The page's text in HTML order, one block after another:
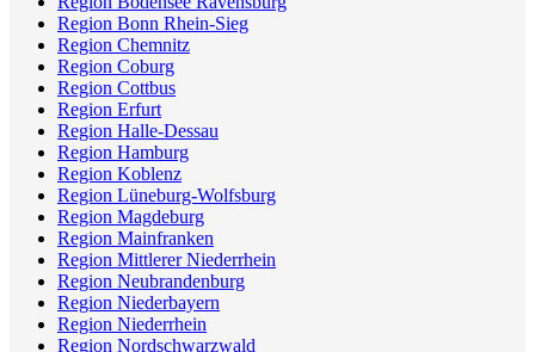
Region Bonn Rhein-Sieg
Region Chemnitz
Region Coburg
Region Cottbus
Region Erfurt
Region Halle-Dessau
Region Hamburg
Region Koblenz
Region Lüneburg-Wolfsburg
Region Magdeburg
Region Mainfranken
Region Mittlerer Niederrhein
Region Neubrandenburg
Region Niederbayern
Region Niederrhein
Region Nordschwarzwald